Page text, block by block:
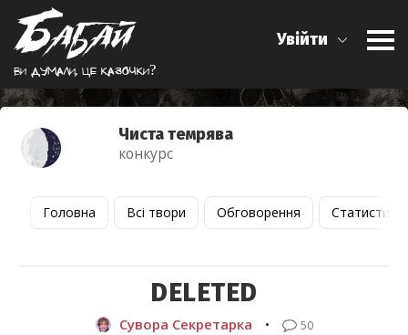
Ви думали, це казочки?
Увійти
Чиста темрява
конкурс
Головна Всі твори Обговорення Статистика
DELETED
Сувора Секретарка • 50